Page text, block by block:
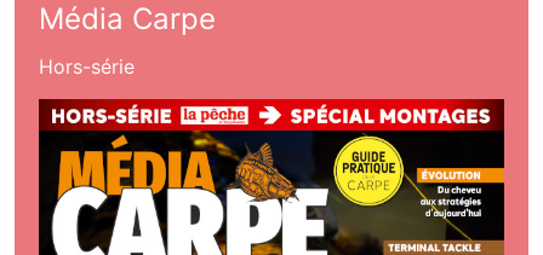
Média Carpe
Hors-série